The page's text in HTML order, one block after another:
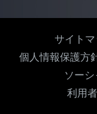
サイト
個人情報保護方
ソー
利用